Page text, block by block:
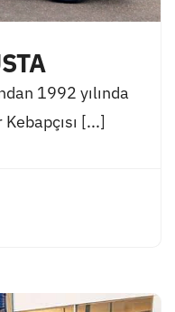
1992 yılında
[...]